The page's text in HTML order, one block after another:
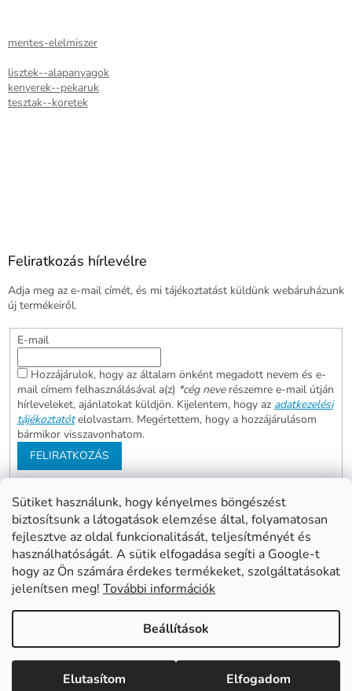
Sütiket használunk, hogy kényelmes böngészést
biztosítsunk a látogatások elemzése által, folyamatosan
fejlesztve az oldal funkcionalitását, teljesítményét és
használhatóságát. A sütik elfogadása segíti a Google-t
hogy az Ön számára érdekes termékeket, szolgáltatásokat
jelenítsen meg! További információk
Beállítások
Elutasítom Elfogadom
mentes-elelmiszer
lisztek--alapanyagok
kenyerek--pekaruk
tesztak--koretek
Feliratkozás hírlevélre
Adja meg az e-mail címét, és mi tájékoztatást küldünk webáruházunk
új termékeiről.
E-mail
Hozzájárulok, hogy az általam önként megadott nevem és e-
mail címem felhasználásával a(z) *cég neverészemre e-mail útján
hírleveleket, ajánlatokat küldjön. Kijelentem, hogy az adatkezelési
tájékoztatót elolvastam. Megértettem, hogy a hozzájárulásom
bármikor visszavonhatom.
FELIRATKOZÁS
Abonett
Mester Család
Civita
Copyright 2026www.mentes24.hu webshop. Minden jog
fenntartva.
Süti beállítások szerkesztése